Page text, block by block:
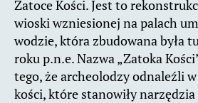
Zatoce Kości. Jest to
wioski wzniesionej na palach
wodzie, która zbudowana była
roku p.n.e. Nazwa „Zatoka
tego, że archeolodzy odnaleźli
kości, które stanowiły